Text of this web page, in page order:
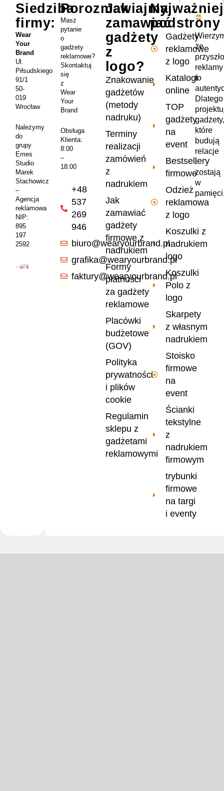
że
reklamy
to
Dlatego
gadżety,
które
budują
relacje
i
zostają
w
podstrony
Gadżety
reklamowe
z logo
Katalogi
online
TOP
gadżety
na
event
Bestsellery
firmowe
Odzież
reklamowa
z logo
Koszulki z
nadrukiem
logo
Koszulki
Polo z
logo
Skarpety
z własnym
nadrukiem
Stoisko
firmowe
na
event
Ścianki
tekstylne
z
nadrukiem
firmowym
trybunki
firmowe
na targi
i eventy
Jak
zamawiać
gadżety
z
logo?
Znakowanie
gadżetów
(metody
nadruku)
Terminy
realizacji
zamówień
z
nadrukiem
Jak
zamawiać
gadżety
firmowe z
nadrukiem
Formy
płatności
za gadżety
reklamowe
Placówki
budżetowe
(GOV)
Polityka
prywatności
i plików
cookie
Regulamin
sklepu z
gadżetami
reklamowymi
Porozmawiajmy
Masz
pytanie
o
gadżety
reklamowe?
Skontaktuj
się
z
Wear
Your
Brand
Obsługa
Klienta:
8:00
–
18:00
+48
537
269
946
biuro@wearyourbrand.pl
grafika@wearyourbrand.pl
faktury@wearyourbrand.pl
Siedziba
firmy:
Wear
Your
Brand
Ul.
Piłsudskiego
91/1
50-
019
Wrocław
Należymy
do
grupy
Emes
Studio
Marek
Stachowicz
–
Agencja
reklamowa
NIP:
895
197
2592